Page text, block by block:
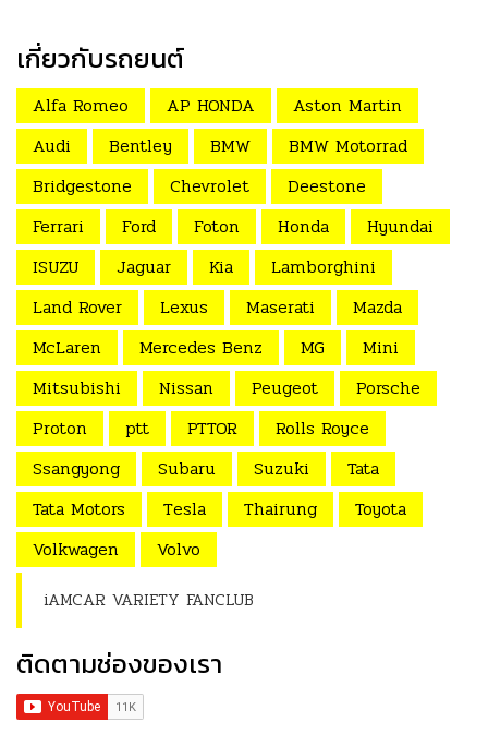
เกี่ยวกับรถยนต์
Alfa Romeo AP HONDA
Aston Martin
Audi
Bentley BMW
BMW Motorrad
Bridgestone
Chevrolet
Deestone
Ferrari
Ford Foton Honda
Hyundai
ISUZU
Jaguar Kia
Lamborghini
Land Rover
Lexus Maserati
Mazda
McLaren
Mercedes Benz MG
Mini
Mitsubishi
Nissan Peugeot
Porsche
Proton
ptt PTTOR
Rolls Royce
Ssangyong
Subaru Suzuki
Tata
Tata Motors
Tesla Thairung
Toyota
Volkwagen
Volvo
iAMCAR VARIETY FANCLUB
ติดตามช่องของเรา